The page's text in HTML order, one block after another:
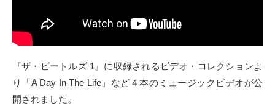
『ザ・ビートルズ 1』に収録されるビデオ・コレクションよ
り「A Day In The Life」など４本のミュージックビデオが公
開されました。